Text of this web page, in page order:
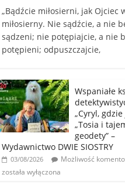
„Bądźcie miłosierni, jak Ojciec
miłosierny. Nie sądźcie, a nie
sądzeni; nie potępiajcie, a nie
potępieni; odpuszczajcie,
Wspaniałe
„Cyryl, gdzie
„Tosia i
geodety” –
Wydawnictwo DWIE SIOSTRY
03/08/2026
Możliwość
została wyłączona